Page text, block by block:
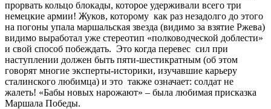
прорвать кольцо блокады, которое удерживали всего три
немецкие армии! Жуков, которому как раз незадолго до этого
на погоны упала маршальская звезда (видимо за взятие Ржева)
видимо выработал уже стереотип «полководческой доблести»
и свой способ побеждать. Это когда перевес сил при
наступлении должен быть пяти-шестикратным (об этом
говорят многие эксперты-историки, изучавшие карьеру
сталинского любимца) и это также означает: солдат не
жалеть! «Бабы новых нарожают» – была любимая присказка
Маршала Победы.